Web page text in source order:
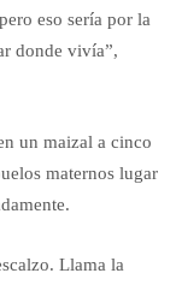
eso sería por la
donde vivía”,
un maizal a cinco
maternos lugar
Llama la